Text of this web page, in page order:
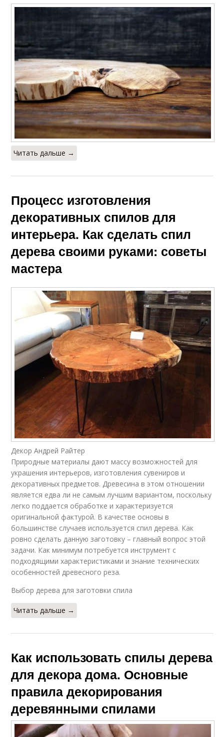
Читать дальше →
Процесс изготовления
декоративных спилов для
интерьера. Как сделать спил
дерева своими руками: советы
мастера
Декор Андрей Райтер
Природные материалы дают массу возможностей для
украшения интерьеров, изготовления сувениров и
декоративных предметов. Древесина в этом отношении
является едва ли не самым лучшим вариантом, поскольку
легко поддается обработке и характеризуется
оригинальной фактурой. В качестве основы в
большинстве случаев используется спил дерева. Как
ровно сделать данную заготовку – главный вопрос этой
задачи. Как минимум потребуется инструмент с
подходящими характеристиками и знание технических
особенностей древесного реза.
Выбор дерева для заготовки спила
Читать дальше →
Как использовать спилы дерева
для декора дома. Основные
правила декорирования
деревянными спилами